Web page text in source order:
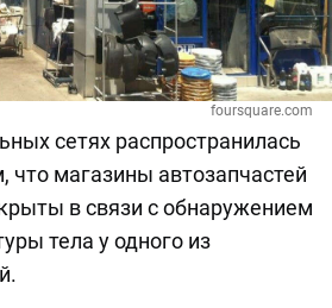
foursquare.com
сетях распространилась
что магазины автозапчастей
в связи с обнаружением
тела у одного из